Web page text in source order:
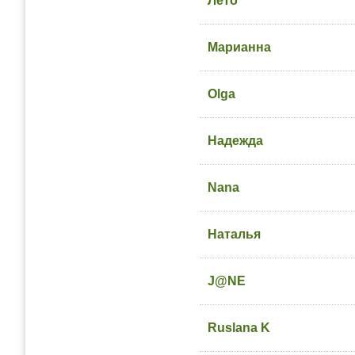
Марианна
Olga
Надежда
Nana
Наталья
J@NE
Ruslana K